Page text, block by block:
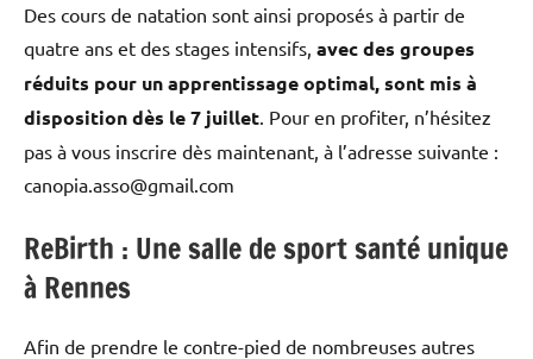
Des cours de natation sont ainsi proposés à partir de
quatre ans et des stages intensifs, avec des groupes
réduits pour un apprentissage optimal, sont mis à
disposition dès le 7 juillet . Pour en profiter, n’hésitez
pas à vous inscrire dès maintenant, à l’adresse suivante :
canopia.asso@gmail.com
ReBirth : Une salle de sport santé unique
à Rennes
Afin de prendre le contre-pied de nombreuses autres